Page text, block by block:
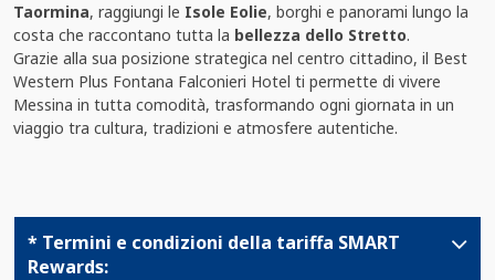
Taormina, raggiungi le Isole Eolie, borghi e panorami lungo la
costa che raccontano tutta la bellezza dello Stretto.
Grazie alla sua posizione strategica nel centro cittadino, il Best
Western Plus Fontana Falconieri Hotel ti permette di vivere
Messina in tutta comodità, trasformando ogni giornata in un
viaggio tra cultura, tradizioni e atmosfere autentiche.
* Termini e condizioni della tariffa SMART
Rewards: